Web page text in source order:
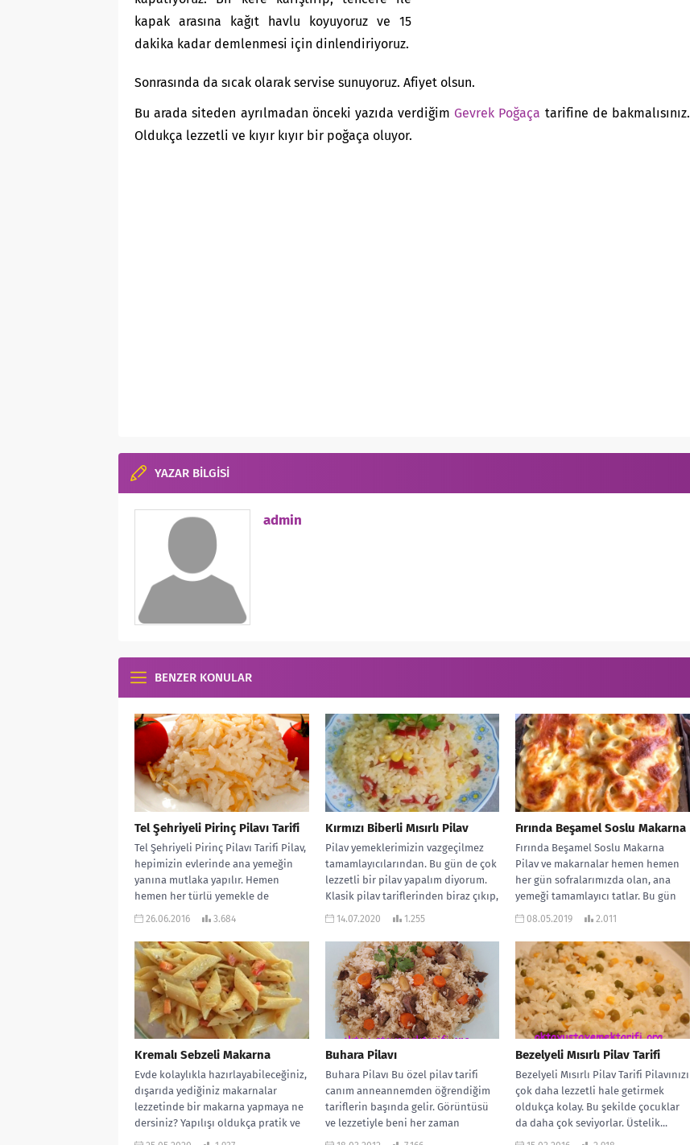
kapak arasına kağıt havlu koyuyoruz ve 15
dakika kadar demlenmesi için dinlendiriyoruz.
Sonrasında da sıcak olarak servise sunuyoruz. Afiyet olsun.
Bu arada siteden ayrılmadan önceki yazıda verdiğim Gevrek Poğaça tarifine de bakmalısınız.
Oldukça lezzetli ve kıyır kıyır bir poğaça oluyor.
YAZAR BİLGİSİ
admin
BENZER KONULAR
Tel Şehriyeli Pirinç Pilavı Tarifi
Tel Şehriyeli Pirinç Pilavı Tarifi Pilav,
hepimizin evlerinde ana yemeğin
yanına mutlaka yapılır. Hemen
hemen her türlü yemekle de
yakışır....
26.06.2016 3.684
Kırmızı Biberli Mısırlı Pilav
Pilav yemeklerimizin vazgeçilmez
tamamlayıcılarından. Bu gün de çok
lezzetli bir pilav yapalım diyorum.
Klasik pilav tariflerinden biraz çıkıp,
içine iki...
14.07.2020 1.255
Fırında Beşamel Soslu Makarna
Fırında Beşamel Soslu Makarna
Pilav ve makarnalar hemen hemen
her gün sofralarımızda olan, ana
yemeği tamamlayıcı tatlar. Bu gün
bir...
08.05.2019 2.011
Kremalı Sebzeli Makarna
Evde kolaylıkla hazırlayabileceğiniz,
dışarıda yediğiniz makarnalar
lezzetinde bir makarna yapmaya ne
dersiniz? Yapılışı oldukça pratik ve
çok lezzetli oluyor. Oldukça...
Buhara Pilavı
Buhara Pilavı Bu özel pilav tarifi
canım anneannemden öğrendiğim
tariflerin başında gelir. Görüntüsü
ve lezzetiyle beni her zaman
büyüler. Mutlaka...
Bezelyeli Mısırlı Pilav Tarifi
Bezelyeli Mısırlı Pilav Tarifi Pilavınızı
çok daha lezzetli hale getirmek
oldukça kolay. Bu şekilde çocuklar
da daha çok seviyorlar. Üstelik...